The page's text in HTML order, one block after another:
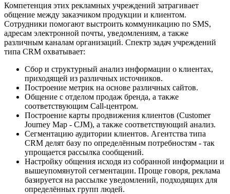
Компетенция этих рекламных учреждений затрагивает
общение между заказчиком продукции и клиентом.
Сотрудники помогают выстроить коммуникацию по SMS,
адресам электронной почты, уведомлениям, а также
различным каналам организаций. Спектр задач учреждений
типа CRM охватывает:
Сбор и структурный анализ информации о клиентах,
приходящей из различных источников.
Построение метрик на основе различных сайтов.
Общение с отделом продаж бренда, а также
соответствующим Call-центром.
Построение карты продвижения клиентов (Customer
Journey Map - CJM), а также соответствующий анализ.
Сегментацию аудитории клиентов. Агентства типа
CRM делят базу по определённым потребностям - так
упрощается рассылка сообщений.
Настройку общения исходя из собранной информации и
вышеупомянутой сегментации. Проще говоря, реклама
базируется на рассылке уведомлений, подходящих для
определённых групп людей.